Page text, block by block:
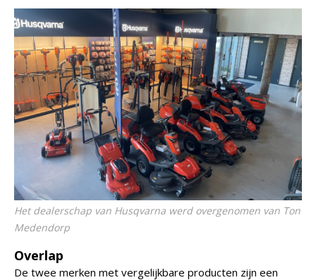
Het dealerschap van Husqvarna werd overgenomen van Ton
Medendorp
Overlap
De twee merken met vergelijkbare producten zijn een